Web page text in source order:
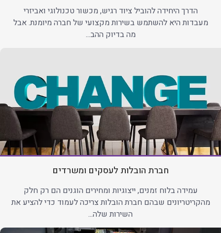
הדרך היחידה להוביל ציוד רגיש, מכשור טכנולוגי ואביזרי
מעבדות היא להשתמש בשירות מקצועי של חברה מיומנת. אבל
מה בדיוק ההב...
חברת הובלות לעסקים ומשרדים
עמידה בלוח זמנים, ייצוגיות ומחירים הוגנים הם רק חלק
מהקריטריונים שבהם חברת הובלות צריכה לעמוד כדי להציע את
השירות שלה...